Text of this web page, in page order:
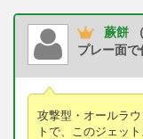
蕨餅
プレー面で
攻撃型・オールラ
トで、このジェッ